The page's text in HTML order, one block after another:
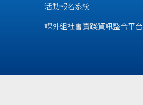
活動報名系統
課外組社會實踐資訊整合平台